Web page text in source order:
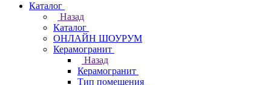
Каталог
Назад
Каталог
ОНЛАЙН ШОУРУМ
Керамогранит
Назад
Керамогранит
Тип помещения